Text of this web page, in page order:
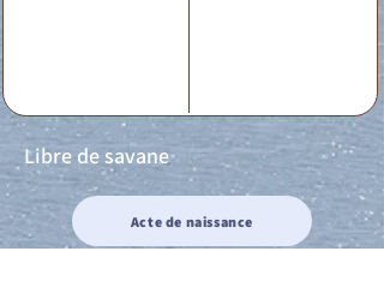
Libre de savane
Acte de naissance